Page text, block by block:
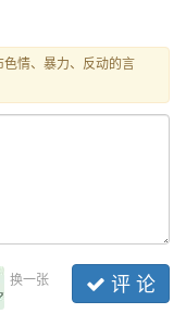
情、暴力、反动的言
换一张 评 论